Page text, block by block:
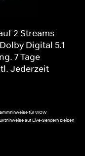
2 Streams
Digital 5.1
7 Tage
Jederzeit
für WOW
auf Live-Sendern bleiben